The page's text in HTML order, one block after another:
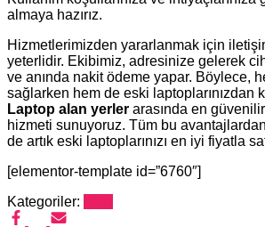
almaya hazırız.
Hizmetlerimizden yararlanmak için
yeterlidir. Ekibimiz, adresinize gelerek
ve anında nakit ödeme yapar. Böylece,
sağlarken hem de eski laptoplarınızdan
Laptop alan yerler arasında en
hizmeti sunuyoruz. Tüm bu
de artık eski laptoplarınızı en iyi fiyatla
[elementor-template id=”6760″]
Kategoriler: